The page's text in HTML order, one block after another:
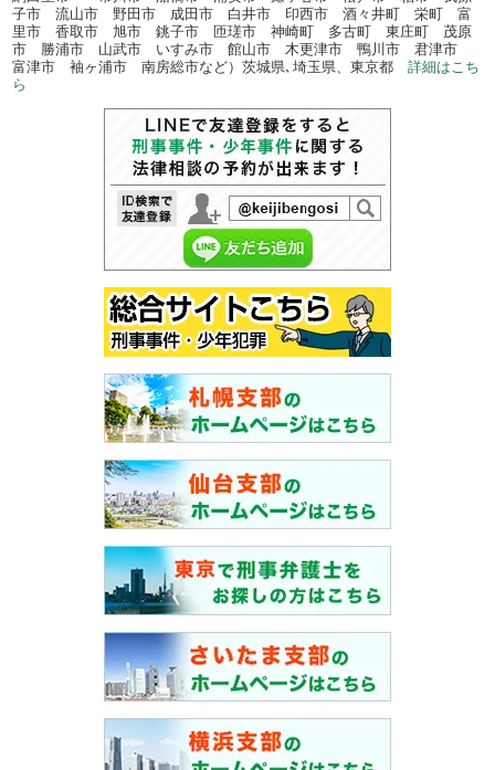
子市 流山市 野田市 成田市 白井市 印西市 酒々井町 栄町 富
里市 香取市 旭市 銚子市 匝瑳市 神崎町 多古町 東庄町 茂原
市 勝浦市 山武市 いすみ市 館山市 木更津市 鴨川市 君津市
富津市 袖ヶ浦市 南房総市など）茨城県､埼玉県、東京都詳細はこち
ら